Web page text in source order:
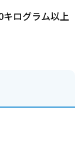
ログラム以上